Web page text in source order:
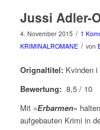
Jussi Adler-
4. November 2015 / 1
KRIMINALROMANE / von
Orignaltitel:Kvinden i
Bewertung:8,5 / 10
Mit «Erbarmen»
aufgebauten Krimi in